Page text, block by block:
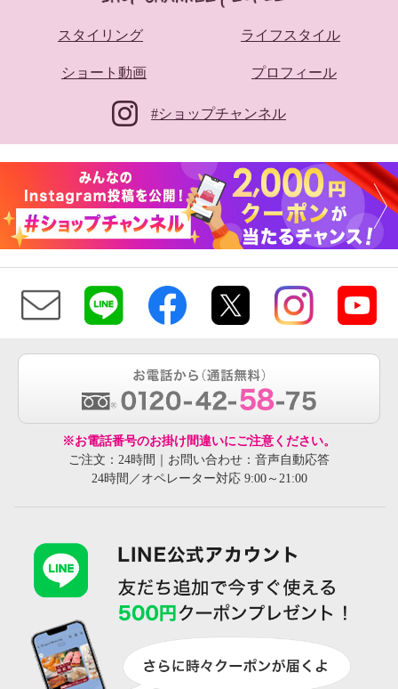
スタイリング ライフスタイル
ショート動画 プロフィール
#ショップチャンネル
※お電話番号のお掛け間違いにご注意ください。
ご注文：24時間｜お問い合わせ：音声自動応答
24時間／オペレーター対応 9:00～21:00